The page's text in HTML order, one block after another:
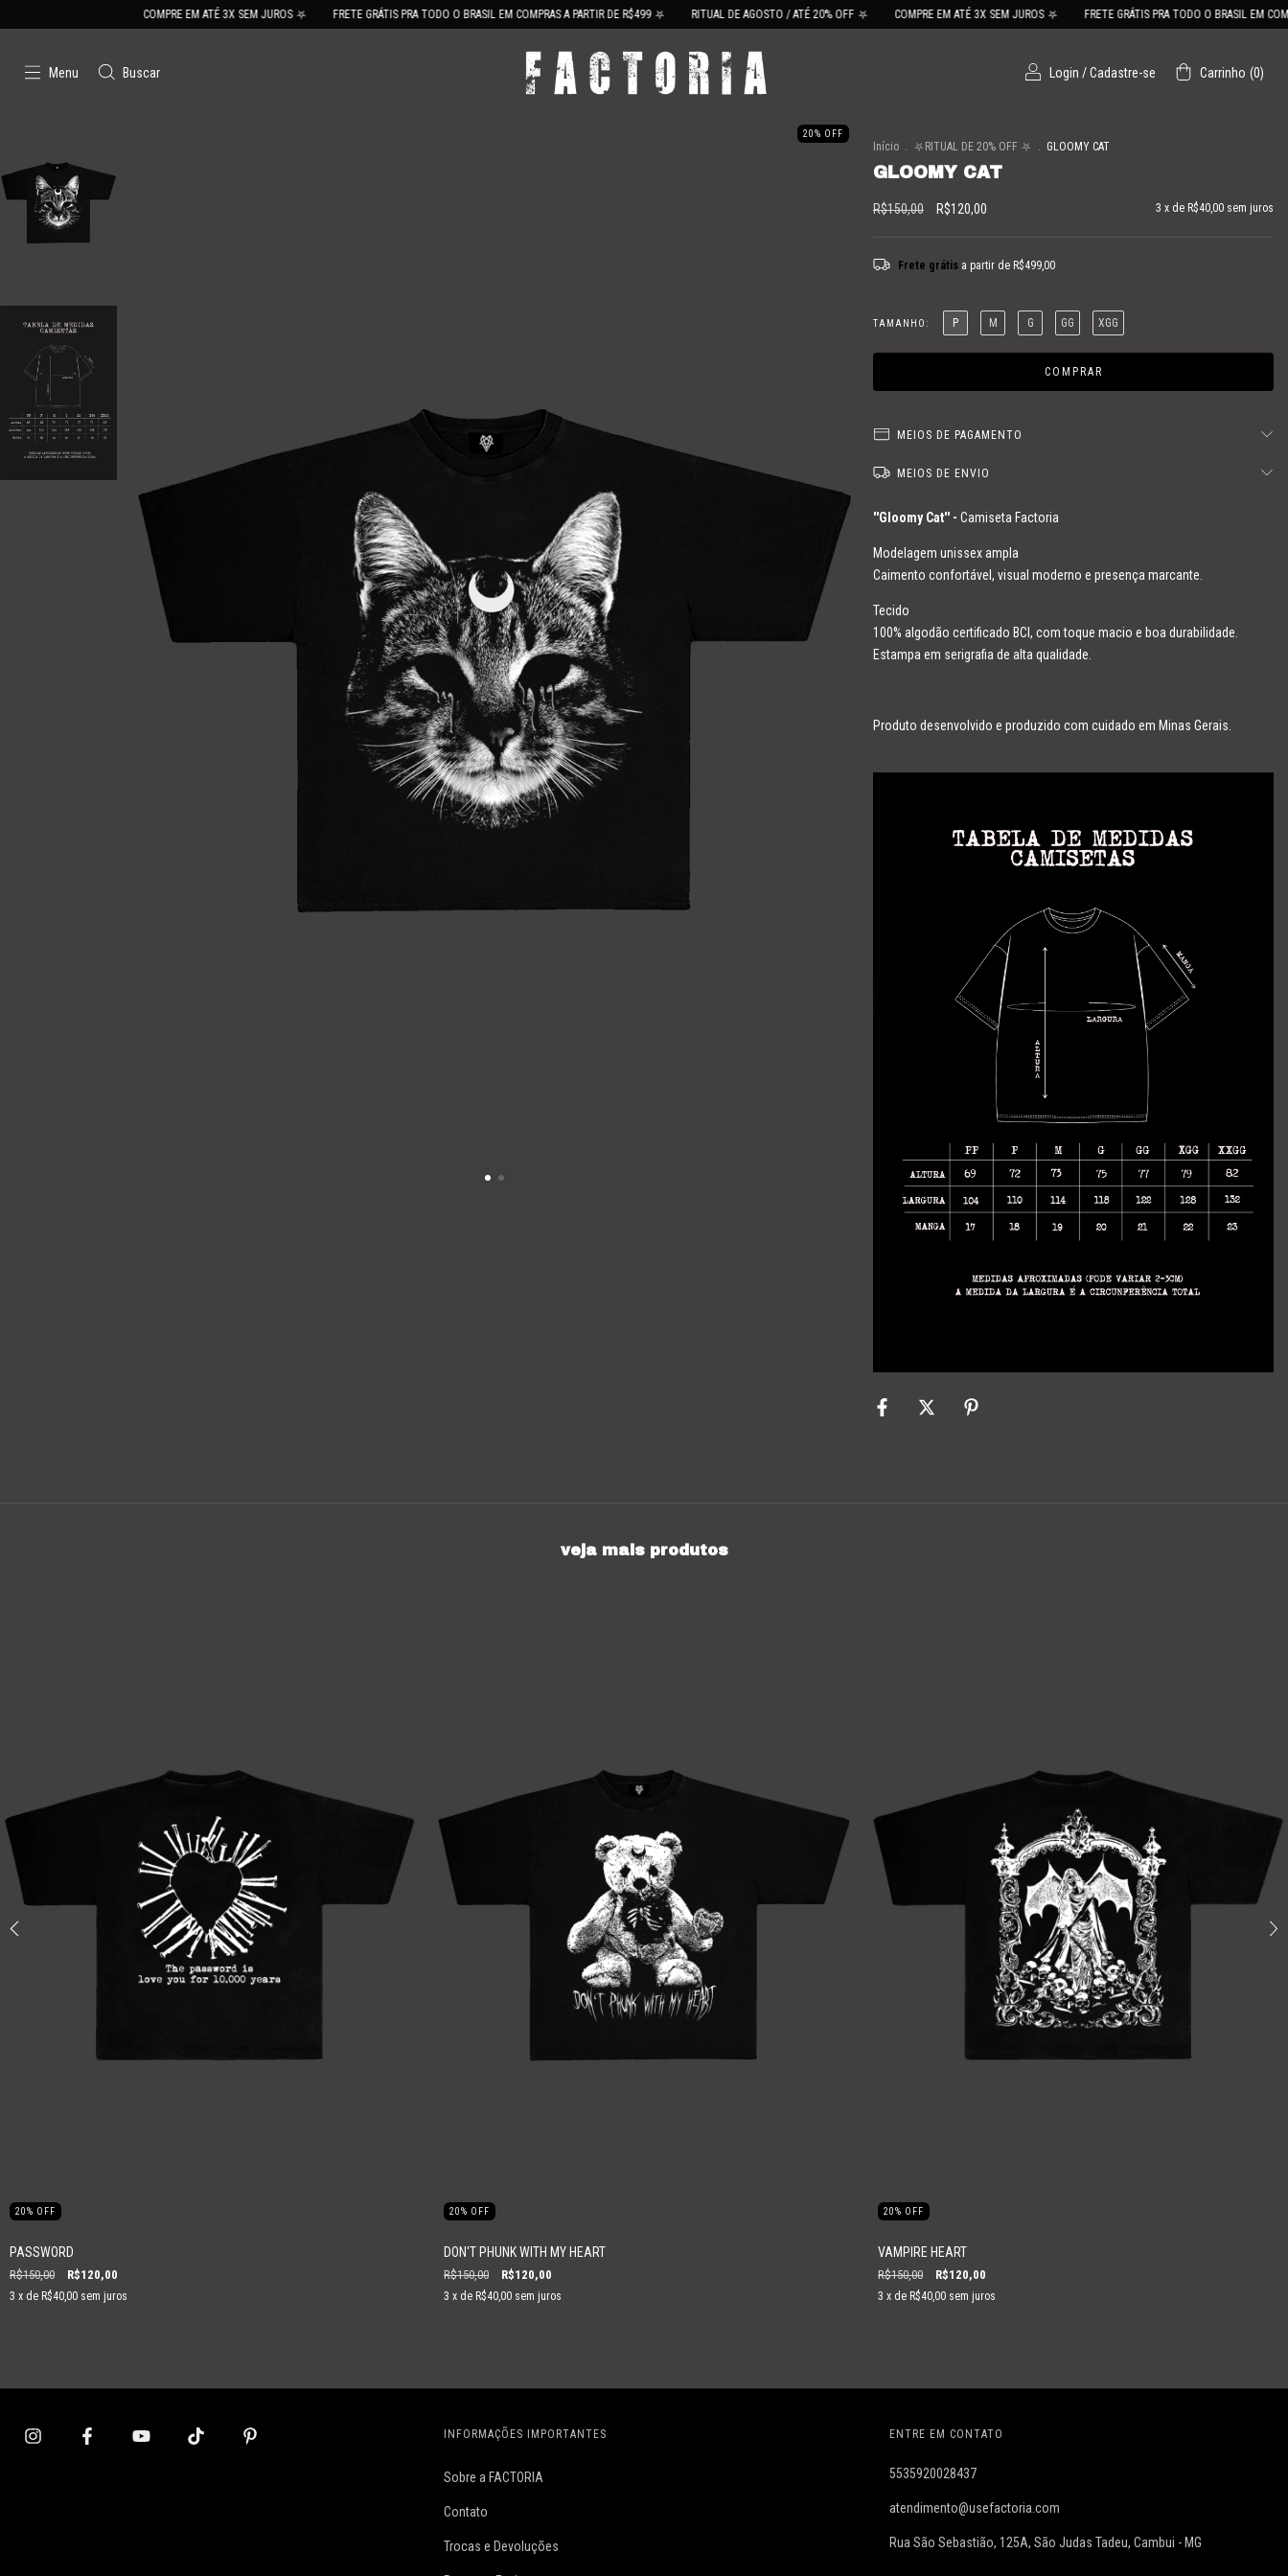
COMPRE EM ATÉ 3X SEM JUROS ⛧ FRETE GRÁTIS PRA TODO O BRASIL EM COMPRAS A PARTIR DE R$499 ⛧ RITUAL DE AGOSTO / ATÉ 20% OFF ⛧ COMPRE EM ATÉ 3X SEM JUROS ⛧ FRETE GRÁTIS PRA TODO O BRASIL EM COMPRAS A
Menu Buscar Login /Cadastre-se Carrinho (0)
20% OFF
Início . ⛧RITUAL DE 20% OFF ⛧ . GLOOMY CAT
GLOOMY CAT
R$150,00 R$120,00 3 x de R$40,00 sem juros
Frete grátis a partir de R$499,00
TAMANHO: P M G GG XGG
MEIOS DE PAGAMENTO
MEIOS DE ENVIO
''Gloomy Cat'' - Camiseta Factoria
Modelagem unissex ampla
Caimento confortável, visual moderno e presença marcante.
Tecido
100% algodão certificado BCI, com toque macio e boa durabilidade.
Estampa em serigrafia de alta qualidade.
Produto desenvolvido e produzido com cuidado em Minas Gerais.
veja mais produtos
20% OFF
PASSWORD
R$150,00 R$120,00
3 x de R$40,00 sem juros
20% OFF
DON'T PHUNK WITH MY HEART
R$150,00 R$120,00
3 x de R$40,00 sem juros
20% OFF
VAMPIRE HEART
R$150,00 R$120,00
3 x de R$40,00 sem juros
INFORMAÇÕES IMPORTANTES
Sobre a FACTORIA
Contato
Trocas e Devoluções
ENTRE EM CONTATO
5535920028437
atendimento@usefactoria.com
Rua São Sebastião, 125A, São Judas Tadeu, Cambui - MG